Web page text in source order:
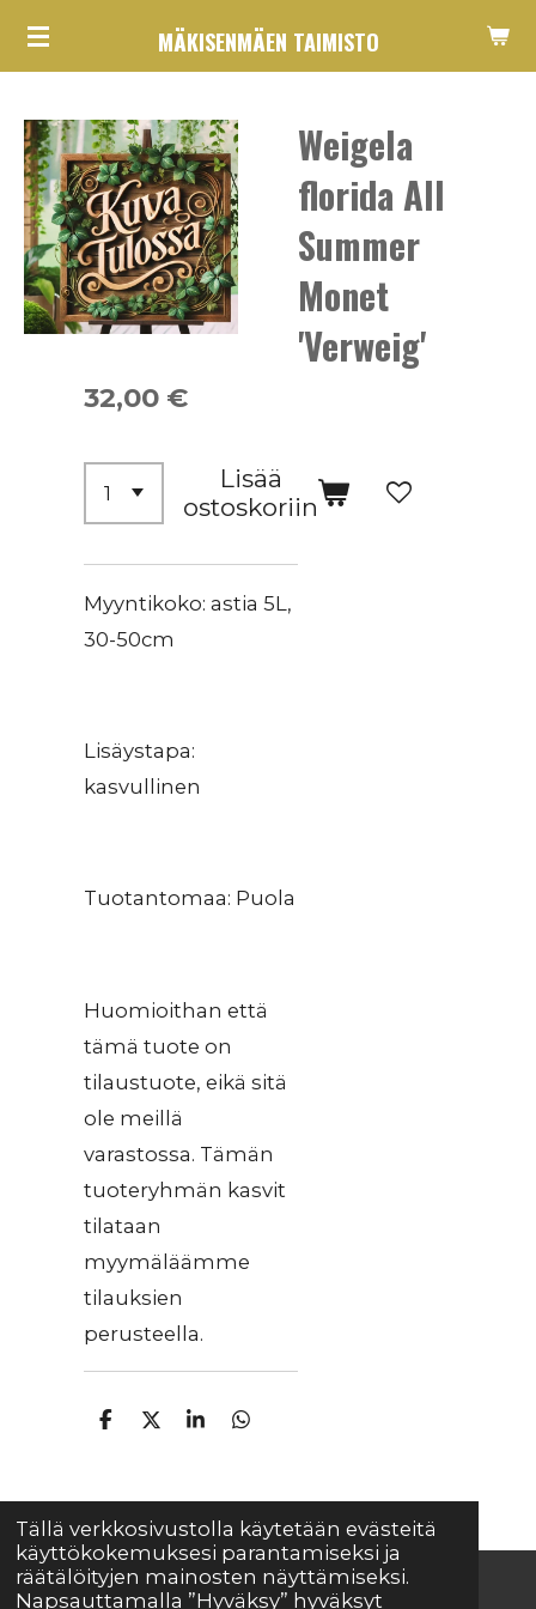
Tällä verkkosivustolla käytetään evästeitä
käyttökokemuksesi parantamiseksi ja
räätälöityjen mainosten näyttämiseksi.
Napsauttamalla ”Hyväksy” hyväksyt
Siirry
MÄKISENMÄEN TAIMISTO
Weigela
florida All
Summer
Monet
'Verweig'
32,00 €
Lisää
ostoskoriin
Myyntikoko: astia 5L,
30-50cm
Lisäystapa:
kasvullinen
Tuotantomaa: Puola
Huomioithan että
tämä tuote on
tilaustuote, eikä sitä
ole meillä
varastossa. Tämän
tuoteryhmän kasvit
tilataan
myymäläämme
tilauksien
perusteella.
J
J
J
J